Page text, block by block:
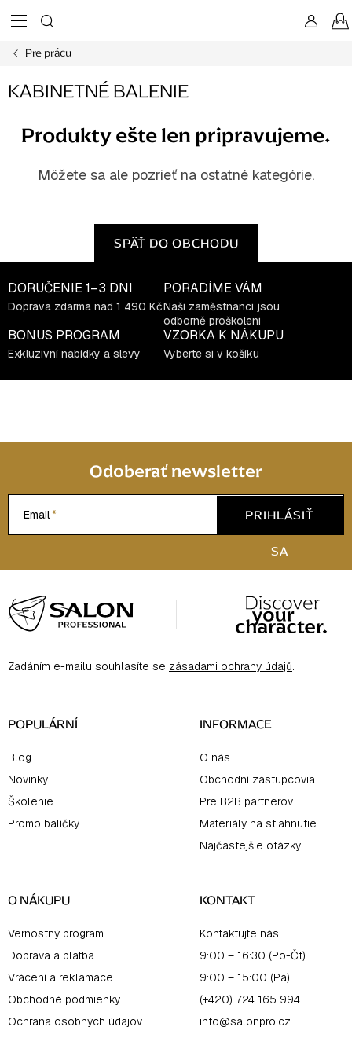
na
Pre prácu
KABINETNÉ BALENIE
Produkty ešte len pripravujeme.
Môžete sa ale pozrieť na ostatné kategórie.
SPÄŤ DO OBCHODU
DORUČENIE 1–3 DNI
Doprava zdarma nad 1 490 Kč
PORADÍME VÁM
Naši zaměstnanci jsou
odborně proškoleni
BONUS PROGRAM
Exkluzivní nabídky a slevy
VZORKA K NÁKUPU
Vyberte si v košíku
Odoberať newsletter
Email
PRIHLÁSIŤ
SA
á
p
e
Zadáním e-mailu souhlasíte se zásadami ochrany údajů
POPULÁRNÍ
Blog
Novinky
Školenie
Promo balíčky
INFORMACE
O nás
Obchodní zástupcovia
Pre B2B partnerov
Materiály na stiahnutie
Najčastejšie otázky
O NÁKUPU
Vernostný program
Doprava a platba
Vrácení a reklamace
Obchodné podmienky
Ochrana osobných údajov
KONTAKT
Kontaktujte nás
9:00 – 16:30 (Po-Čt)
9:00 – 15:00 (Pá)
(+420) 724 165 994
info@salonpro.cz